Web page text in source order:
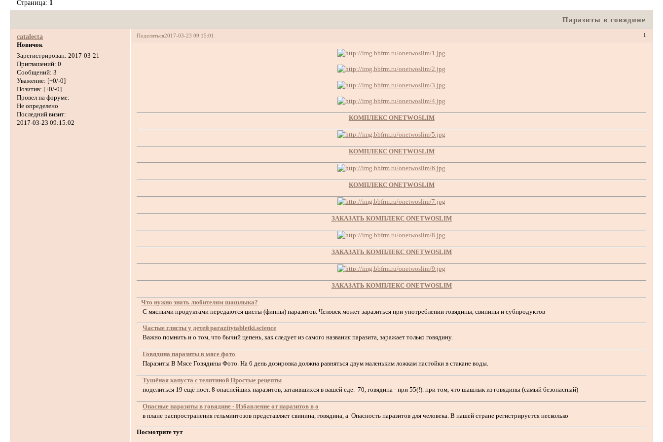
Паразиты в говядине
Страница: 1
Поделиться 1
2017-03-23 09:15:01
catalecta
Новичок
Зарегистрирован: 2017-03-21
Приглашений: 0
Сообщений: 3
Уважение: [+0/-0]
Позитив: [+0/-0]
Провел на форуме:
Не определено
Последний визит:
2017-03-23 09:15:02
КОМПЛЕКС ONETWOSLIM
КОМПЛЕКС ONETWOSLIM
КОМПЛЕКС ONETWOSLIM
ЗАКАЗАТЬ КОМПЛЕКС ONETWOSLIM
ЗАКАЗАТЬ КОМПЛЕКС ONETWOSLIM
ЗАКАЗАТЬ КОМПЛЕКС ONETWOSLIM
Что нужно знать любителям шашлыка?
С мясными продуктами передаются цисты (финны) паразитов. Человек может заразиться при употреблении говядины, свинины и субпродуктов
Частые глисты у детей parazitytabletki.science
Важно помнить и о том, что бычий цепень, как следует из самого названия паразита, заражает только говядину.
Говядина паразиты в мясе фото
Паразиты В Мясе Говядины Фото. На 6 день дозировка должна равняться двум маленьким ложкам настойки в стакане воды.
Тушёная капуста с телятиной Простые рецепты
поделиться 19 ещё пост. 8 опаснейших паразитов, затаившихся в вашей еде. 70, говядина - при 55(!). при том, что шашлык из говядины (самый безопасный)
Опасные паразиты в говядине - Избавление от паразитов в о
в плане распространения гельминтозов представляет свинина, говядина, а Опасность паразитов для человека. В нашей стране регистрируется несколько
Посмотрите тут